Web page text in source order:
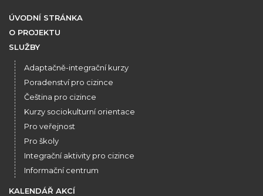
ÚVODNÍ STRÁNKA
O PROJEKTU
SLUŽBY
Adaptačně-integrační kurzy
Poradenství pro cizince
Čeština pro cizince
Kurzy sociokulturní orientace
Pro veřejnost
Pro školy
Integrační aktivity pro cizince
Informační centrum
KALENDÁŘ AKCÍ